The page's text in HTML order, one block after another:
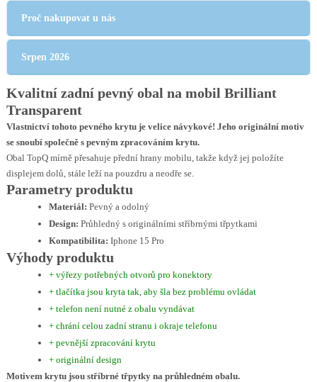
Proč nakupovat u nás
Srpen 2026
Kvalitní zadní pevný obal na mobil Brilliant
Transparent
Vlastnictví tohoto pevného krytu je velice návykové! Jeho originální motiv
se snoubí společně s pevným zpracováním krytu.
Obal TopQ mírně přesahuje přední hrany mobilu, takže když jej položíte
displejem dolů, stále leží na pouzdru a neodře se.
Parametry produktu
Materiál: Pevný a odolný
Design: Průhledný s originálními stříbrnými třpytkami
Kompatibilita: Iphone 15 Pro
Výhody produktu
+ výřezy potřebných otvorů pro konektory
+ tlačítka jsou kryta tak, aby šla bez problému ovládat
+ telefon není nutné z obalu vyndávat
+ chrání celou zadní stranu i okraje telefonu
+ pevnější zpracování krytu
+ originální design
Motivem krytu jsou stříbrné třpytky na průhledném obalu.